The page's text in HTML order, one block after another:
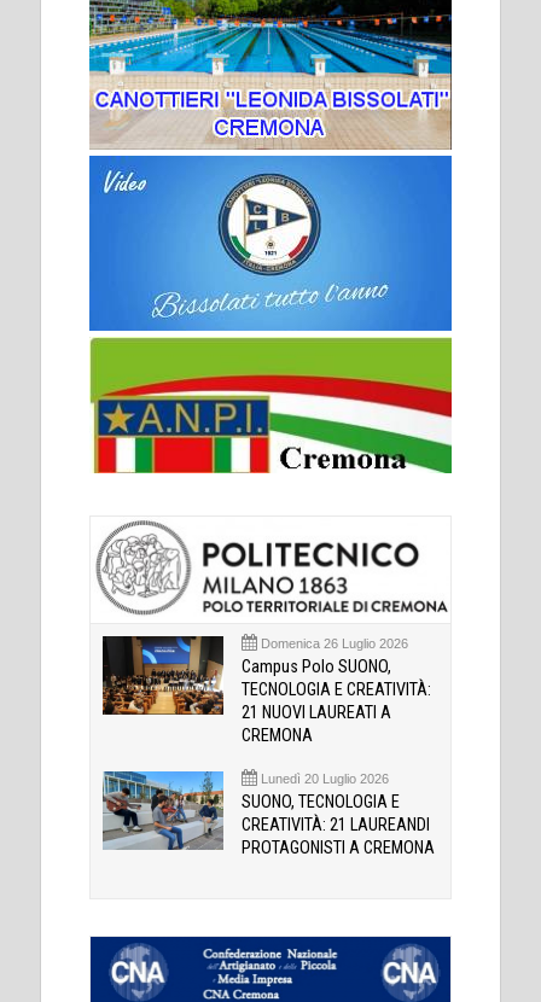
Domenica 26 Luglio 2026
Campus Polo SUONO,
TECNOLOGIA E CREATIVITÀ:
21 NUOVI LAUREATI A
CREMONA
Lunedì 20 Luglio 2026
SUONO, TECNOLOGIA E
CREATIVITÀ: 21 LAUREANDI
PROTAGONISTI A CREMONA